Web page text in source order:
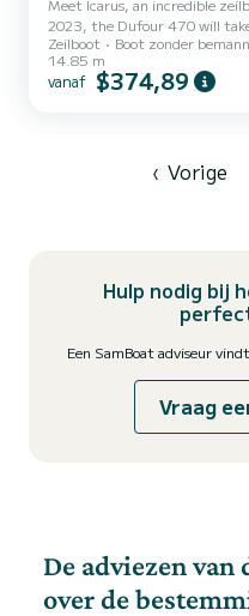
Meet Icarus, an incredible
2023, the Dufour 470 will
anchorages in Golfo Aranci. You are going to have an exceptional
cruise on this zeilboot of 15
accommodate up to 10
Zeilboot Boot zonder
14.85 m
vanaf $374,89
‹ Vorige
Hulp nodig bij
Een SamBoat adviseur
Vraag
De adviezen van
over de